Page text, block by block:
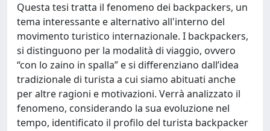
Questa tesi tratta il fenomeno dei backpackers, un
tema interessante e alternativo all'interno del
movimento turistico internazionale. I backpackers,
si distinguono per la modalità di viaggio, ovvero
“con lo zaino in spalla” e si differenziano dall’idea
tradizionale di turista a cui siamo abituati anche
per altre ragioni e motivazioni. Verrà analizzato il
fenomeno, considerando la sua evoluzione nel
tempo, identificato il profilo del turista backpacker